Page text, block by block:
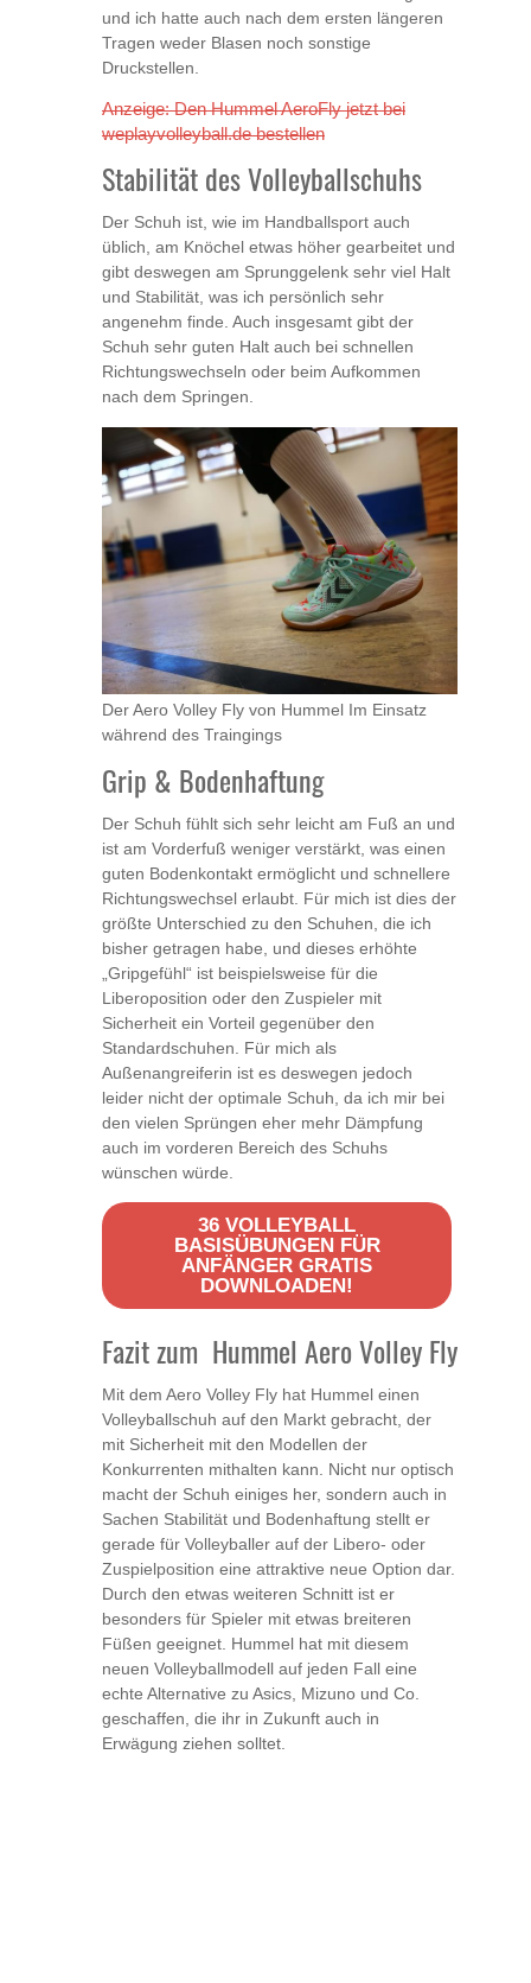
und ich hatte auch nach dem ersten längeren
Tragen weder Blasen noch sonstige
Druckstellen.
Anzeige: Den Hummel AeroFly jetzt bei
weplayvolleyball.de bestellen
Stabilität des Volleyballschuhs
Der Schuh ist, wie im Handballsport auch
üblich, am Knöchel etwas höher gearbeitet und
gibt deswegen am Sprunggelenk sehr viel Halt
und Stabilität, was ich persönlich sehr
angenehm finde. Auch insgesamt gibt der
Schuh sehr guten Halt auch bei schnellen
Richtungswechseln oder beim Aufkommen
nach dem Springen.
Der Aero Volley Fly von Hummel Im Einsatz
während des Traingings
Grip & Bodenhaftung
Der Schuh fühlt sich sehr leicht am Fuß an und
ist am Vorderfuß weniger verstärkt, was einen
guten Bodenkontakt ermöglicht und schnellere
Richtungswechsel erlaubt. Für mich ist dies der
größte Unterschied zu den Schuhen, die ich
bisher getragen habe, und dieses erhöhte
„Gripgefühl“ ist beispielsweise für die
Liberoposition oder den Zuspieler mit
Sicherheit ein Vorteil gegenüber den
Standardschuhen. Für mich als
Außenangreiferin ist es deswegen jedoch
leider nicht der optimale Schuh, da ich mir bei
den vielen Sprüngen eher mehr Dämpfung
auch im vorderen Bereich des Schuhs
wünschen würde.
36 VOLLEYBALL
BASISÜBUNGEN FÜR
ANFÄNGER GRATIS
DOWNLOADEN!
Fazit zum Hummel Aero Volley Fly
Mit dem Aero Volley Fly hat Hummel einen
Volleyballschuh auf den Markt gebracht, der
mit Sicherheit mit den Modellen der
Konkurrenten mithalten kann. Nicht nur optisch
macht der Schuh einiges her, sondern auch in
Sachen Stabilität und Bodenhaftung stellt er
gerade für Volleyballer auf der Libero- oder
Zuspielposition eine attraktive neue Option dar.
Durch den etwas weiteren Schnitt ist er
besonders für Spieler mit etwas breiteren
Füßen geeignet. Hummel hat mit diesem
neuen Volleyballmodell auf jeden Fall eine
echte Alternative zu Asics, Mizuno und Co.
geschaffen, die ihr in Zukunft auch in
Erwägung ziehen solltet.